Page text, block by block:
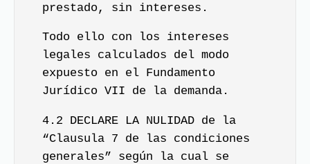
prestado, sin intereses.
Todo ello con los intereses
legales calculados del modo
expuesto en el Fundamento
Jurídico VII de la demanda.
4.2 DECLARE LA NULIDAD de la
“Clausula 7 de las condiciones
generales” según la cual se